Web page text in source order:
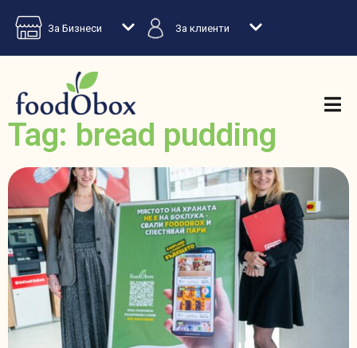
За Бизнеси За клиенти
Tag: bread pudding